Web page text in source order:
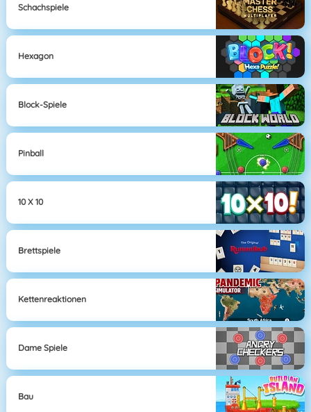
Schachspiele
Hexagon
Block-Spiele
Pinball
10 X 10
Brettspiele
Kettenreaktionen
Dame Spiele
Bau